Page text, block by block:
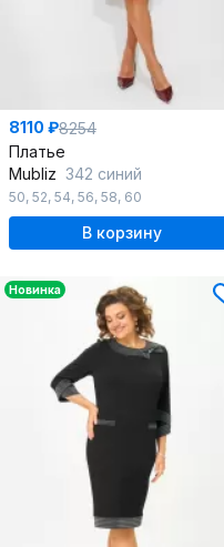
8110 ₽8254
Платье
Mubliz 342 синий
50, 52, 54, 56, 58, 60
В корзину
Новинка